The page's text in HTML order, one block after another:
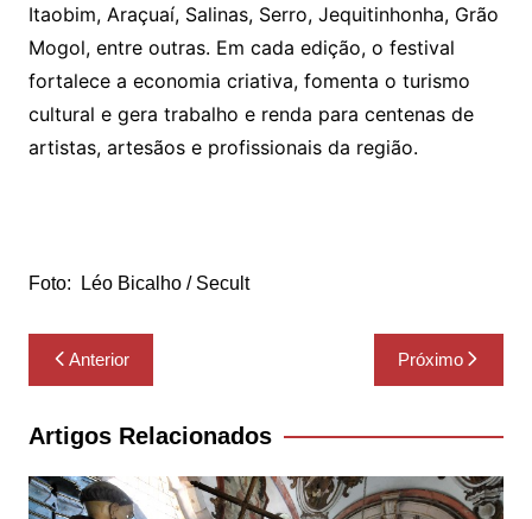
Itaobim, Araçuaí, Salinas, Serro, Jequitinhonha, Grão
Mogol, entre outras. Em cada edição, o festival
fortalece a economia criativa, fomenta o turismo
cultural e gera trabalho e renda para centenas de
artistas, artesãos e profissionais da região.
Foto: Léo Bicalho / Secult
Navegação
de
Post
Anterior Próximo
Artigos Relacionados